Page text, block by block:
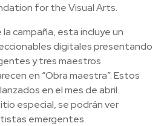
for the Visual Arts.
campaña, esta incluye un
digitales presentando
y tres maestros
en “Obra maestra”. Estos
en el mes de abril.
especial, se podrán ver
emergentes.